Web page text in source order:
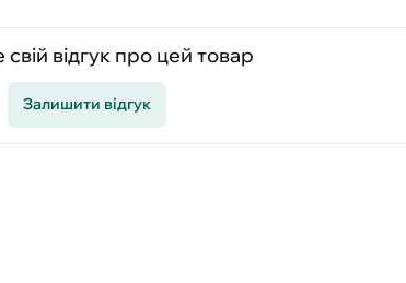
відгук про цей товар
Залишити відгук